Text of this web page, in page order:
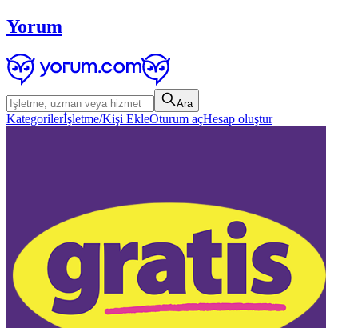
Yorum
Ara
Kategorilerİşletme/Kişi EkleOturum açHesap oluştur